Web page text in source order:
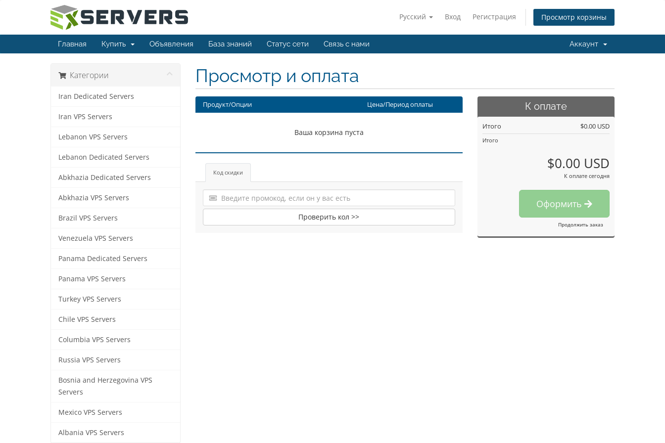
Русский Вход Регистрация Просмотр корзины
Главная Купить Объявления База знаний Статус сети Связь с нами Аккаунт
Категории
Iran Dedicated Servers
Iran VPS Servers
Lebanon VPS Servers
Lebanon Dedicated Servers
Abkhazia Dedicated Servers
Abkhazia VPS Servers
Brazil VPS Servers
Venezuela VPS Servers
Panama Dedicated Servers
Panama VPS Servers
Turkey VPS Servers
Chile VPS Servers
Columbia VPS Servers
Russia VPS Servers
Bosnia and Herzegovina VPS
Servers
Mexico VPS Servers
Albania VPS Servers
Просмотр и оплата
Продукт/Опции Цена/Период оплаты
Ваша корзина пуста
Код скидки
Проверить кол >>
К оплате
Итого $0.00 USD
Итого
$0.00 USD
К оплате сегодня
Оформить
Продолжить заказ